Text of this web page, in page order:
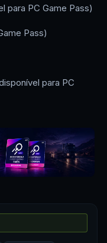
para PC Game Pass)
Pass)
para PC